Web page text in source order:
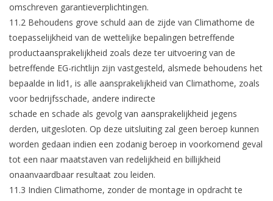
omschreven garantieverplichtingen.
11.2 Behoudens grove schuld aan de zijde van Climathome de
toepasselijkheid van de wettelijke bepalingen betreffende
productaansprakelijkheid zoals deze ter uitvoering van de
betreffende EG-richtlijn zijn vastgesteld, alsmede behoudens het
bepaalde in lid1, is alle aansprakelijkheid van Climathome, zoals
voor bedrijfsschade, andere indirecte
schade en schade als gevolg van aansprakelijkheid jegens
derden, uitgesloten. Op deze uitsluiting zal geen beroep kunnen
worden gedaan indien een zodanig beroep in voorkomend geval
tot een naar maatstaven van redelijkheid en billijkheid
onaanvaardbaar resultaat zou leiden.
11.3 Indien Climathome, zonder de montage in opdracht te